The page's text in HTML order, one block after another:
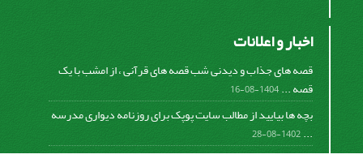
اخبار و اعلانات
قصه های جذاب و دیدنی شب قصه های قرآنی ، از امشب با یک
قصه ...1404-08-16
بچه ها بیایید از مطالب سایت پوپک برای روزنامه دیواری مدرسه
...
1402-08-28